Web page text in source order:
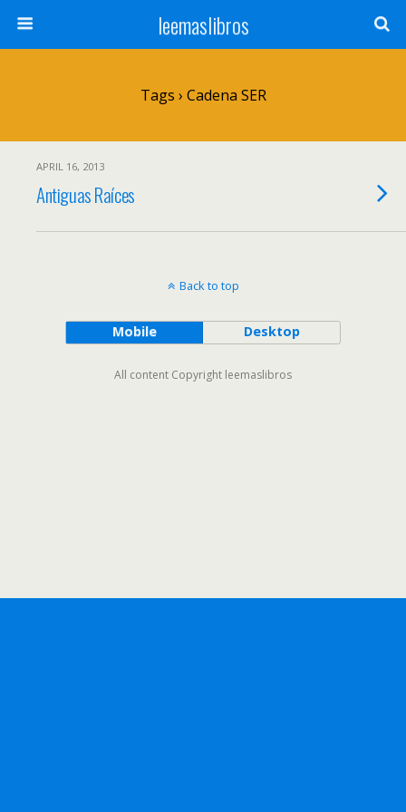
leemaslibros
Tags › Cadena SER
APRIL 16, 2013
Antiguas Raíces
Back to top
Mobile Desktop
All content Copyright leemaslibros